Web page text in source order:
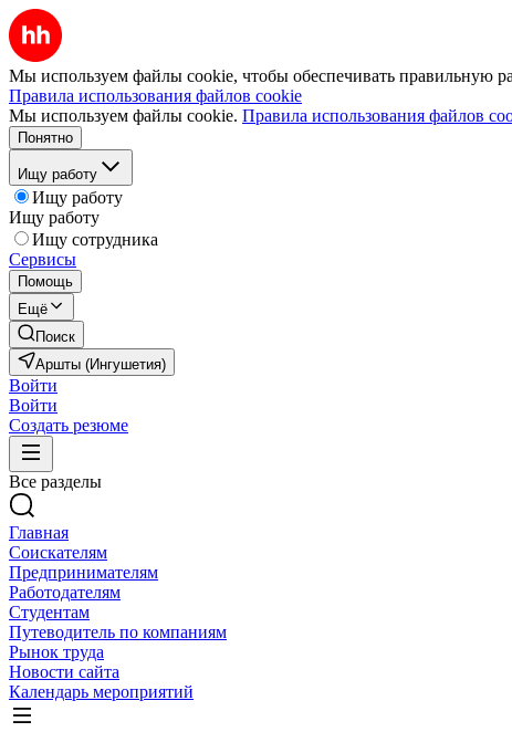
Мы используем файлы cookie, чтобы обеспечивать правильную
Правила использования файлов cookie
Мы используем файлы cookie. Правила использования файлов
Понятно
Ищу работу
Ищу работу
Ищу работу
Ищу сотрудника
Сервисы
Помощь
Ещё
Поиск
Аршты (Ингушетия)
Войти
Войти
Создать резюме
Все разделы
Главная
Соискателям
Предпринимателям
Работодателям
Студентам
Путеводитель по компаниям
Рынок труда
Новости сайта
Календарь мероприятий